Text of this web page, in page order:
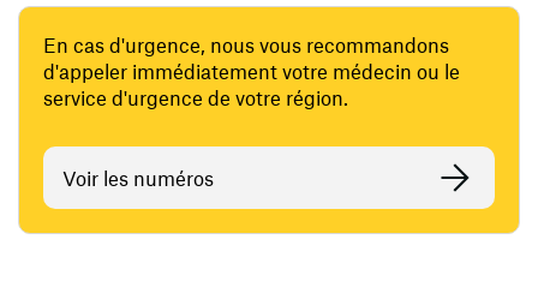
En cas d'urgence, nous vous recommandons
d'appeler immédiatement votre médecin ou le
service d'urgence de votre région.
Voir les numéros